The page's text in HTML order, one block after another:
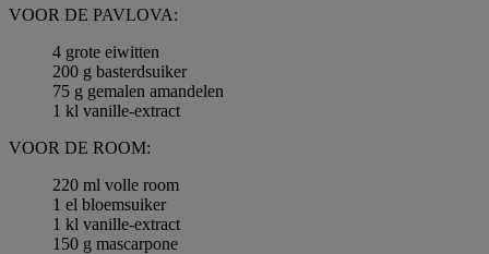
VOOR DE PAVLOVA:
4 grote eiwitten
200 g basterdsuiker
75 g gemalen amandelen
1 kl vanille-extract
VOOR DE ROOM:
220 ml volle room
1 el bloemsuiker
1 kl vanille-extract
150 g mascarpone